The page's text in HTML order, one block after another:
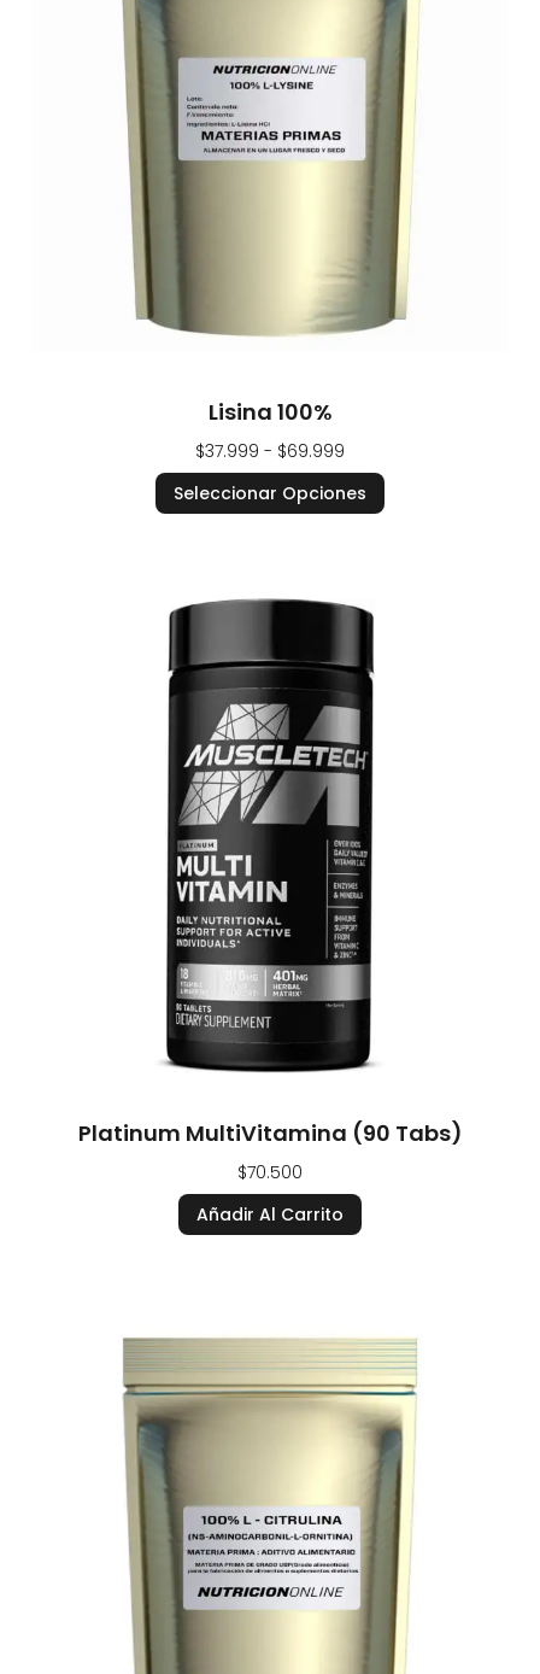
Lisina 100%
$37.999 - $69.999
Seleccionar Opciones
Platinum MultiVitamina (90 Tabs)
$70.500
Añadir Al Carrito